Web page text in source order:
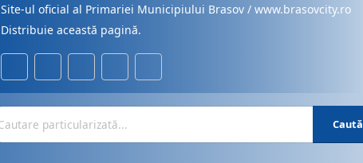
Site-ul oficial al Primariei Municipiului Brasov / www.brasovcity.ro
Distribuie această pagină.
Caută